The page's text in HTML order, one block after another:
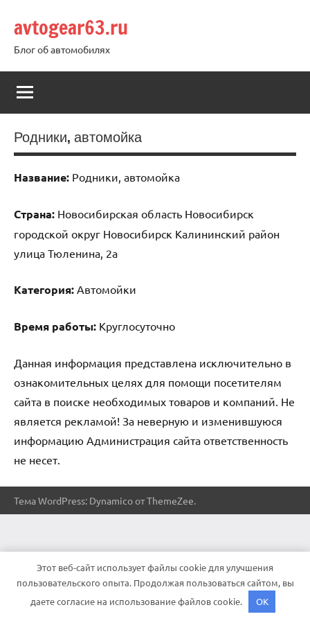
содержимому
avtogear63.ru
Блог об автомобилях
Родники, автомойка
Название: Родники, автомойка
Страна: Новосибирская область Новосибирск
городской округ Новосибирск Калининский район
улица Тюленина, 2а
Категория: Автомойки
Время работы: Круглосуточно
Данная информация представлена исключительно в
ознакомительных целях для помощи посетителям
сайта в поиске необходимых товаров и компаний. Не
является рекламой! За неверную и изменившуюся
информацию Администрация сайта ответственность
не несет.
Тема WordPress: Dynamico от ThemeZee.
Этот веб-сайт использует файлы cookie для улучшения
пользовательского опыта. Продолжая пользоваться сайтом, вы
даете согласие на использование файлов cookie.
OK